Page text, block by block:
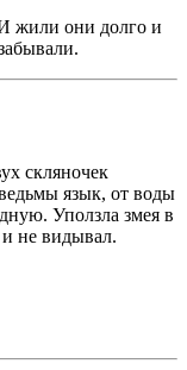
жили они долго и
скляночек
язык, от воды
Уползла змея в
не видывал.